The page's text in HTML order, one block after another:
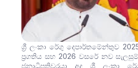
ශ්‍රී ලංකා රේගු දෙපාර්තමේන්තුව
ප්‍රගතිය සහ 2026 වසරේ නව
ජනාධිපතිවරයා අද ශ්‍රී ලංකා